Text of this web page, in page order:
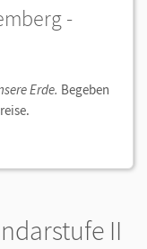
-
Erde. Begeben
II